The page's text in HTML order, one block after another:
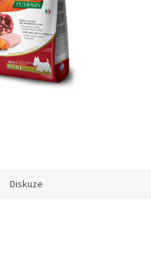
Diskuze